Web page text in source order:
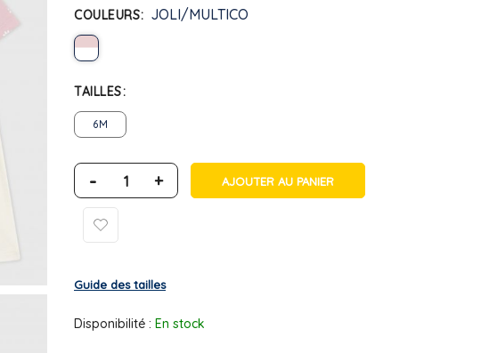
COULEURS JOLI/MULTICO
TAILLES
6M
- + AJOUTER AU PANIER
Guide des tailles
Disponibilité : En stock